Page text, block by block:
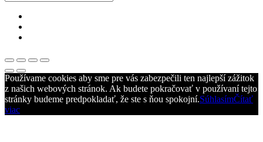
Používame cookies aby sme pre vás zabezpečili ten najlepší zážitok
z našich webových stránok. Ak budete pokračovať v používaní tejto
stránky budeme predpokladať, že ste s ňou spokojní.SúhlasímČítať
viac